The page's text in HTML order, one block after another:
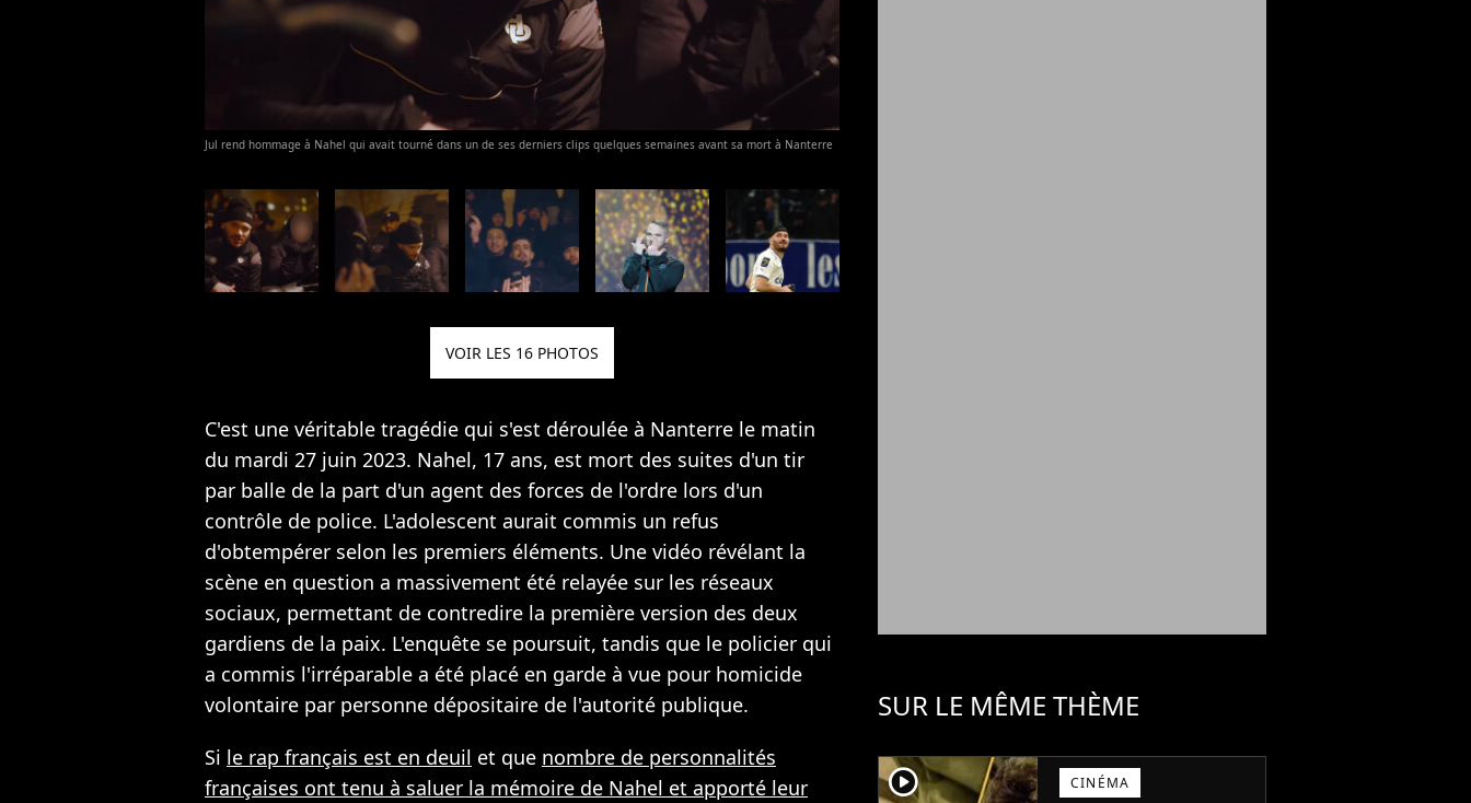
Jul rend hommage à Nahel qui avait tourné dans un de ses derniers clips quelques semaines avant sa mort à Nanterre
VOIR LES 16 PHOTOS
C'est une véritable tragédie qui s'est déroulée à Nanterre le matin
du mardi 27 juin 2023. Nahel, 17 ans, est mort des suites d'un tir
par balle de la part d'un agent des forces de l'ordre lors d'un
contrôle de police. L'adolescent aurait commis un refus
d'obtempérer selon les premiers éléments. Une vidéo révélant la
scène en question a massivement été relayée sur les réseaux
sociaux, permettant de contredire la première version des deux
gardiens de la paix. L'enquête se poursuit, tandis que le policier qui
a commis l'irréparable a été placé en garde à vue pour homicide
volontaire par personne dépositaire de l'autorité publique.
Si le rap français est en deuil et que nombre de personnalités
françaises ont tenu à saluer la mémoire de Nahel et apporté leur
SUR LE MÊME THÈME
player2 CINÉMA